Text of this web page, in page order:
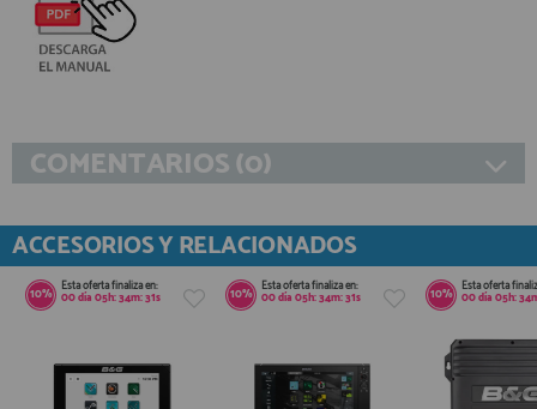
COMENTARIOS (0)
ACCESORIOS Y RELACIONADOS
10% Esta oferta finaliza en:
00día 05h:34m:31s 10% Esta oferta finaliza en:
00día 05h:34m:31s 10% Esta oferta
00día 05h:34